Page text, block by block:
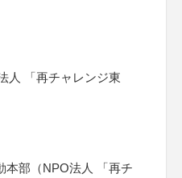
人 「再チャレンジ東
本部（NPO法人 「再チ